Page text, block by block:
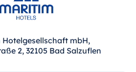
mbH,
2, 32105 Bad Salzuflen